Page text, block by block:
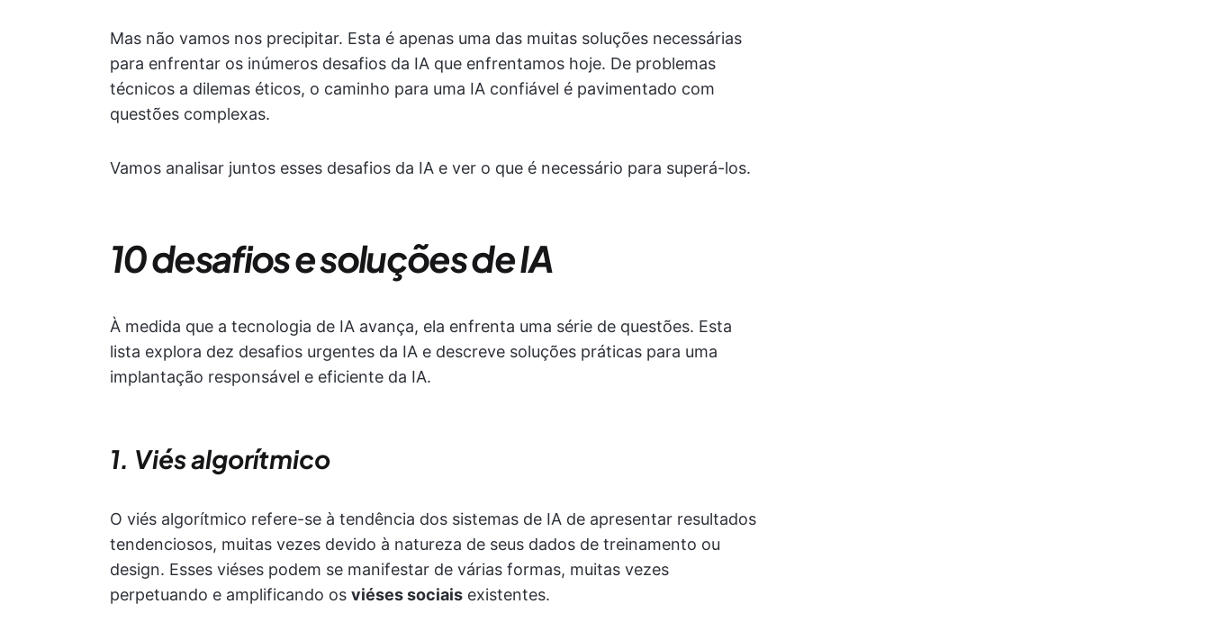
Mas não vamos nos precipitar. Esta é apenas uma das muitas soluções necessárias
para enfrentar os inúmeros desafios da IA que enfrentamos hoje. De problemas
técnicos a dilemas éticos, o caminho para uma IA confiável é pavimentado com
questões complexas.
Vamos analisar juntos esses desafios da IA e ver o que é necessário para superá-los.
10 desafios e soluções de IA
À medida que a tecnologia de IA avança, ela enfrenta uma série de questões. Esta
lista explora dez desafios urgentes da IA e descreve soluções práticas para uma
implantação responsável e eficiente da IA.
1. Viés algorítmico
O viés algorítmico refere-se à tendência dos sistemas de IA de apresentar resultados
tendenciosos, muitas vezes devido à natureza de seus dados de treinamento ou
design. Esses viéses podem se manifestar de várias formas, muitas vezes
perpetuando e amplificando os viéses sociais existentes.